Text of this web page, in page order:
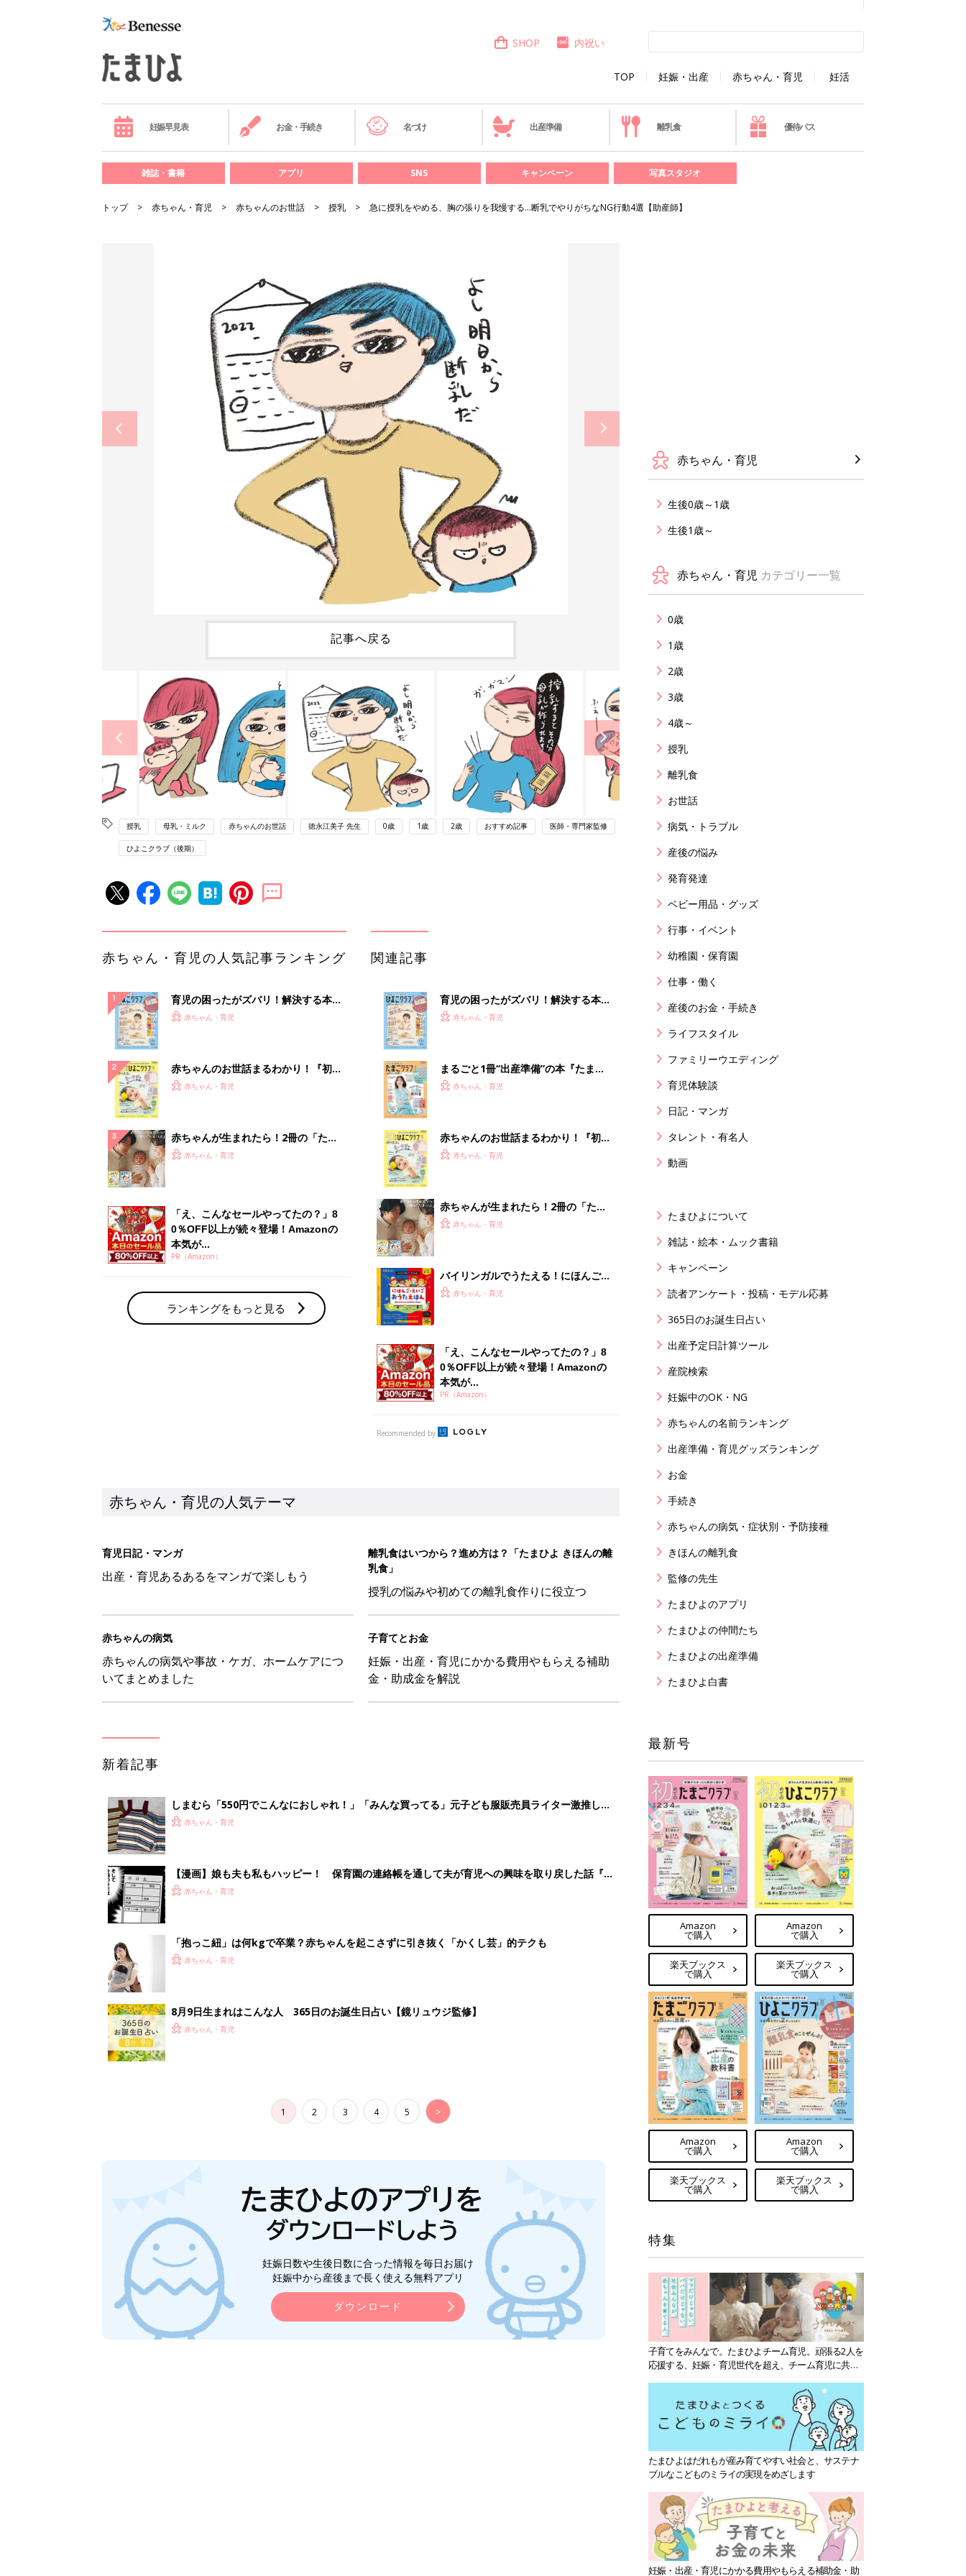
TOP 妊娠・出産 赤ちゃん・育児 妊活
SHOP 内祝い
妊娠早見表 お金・手続き 名づけ 出産準備 離乳食 優待パス
雑誌・書籍 アプリ SNS キャンペーン 写真スタジオ
トップ 赤ちゃん・育児 赤ちゃんのお世話 授乳 急に授乳をやめる、胸の張りを我慢する…断乳でやりがちなNG行動4選【助産師】
記事へ戻る
授乳 母乳・ミルク 赤ちゃんのお世話 徳永江美子 先生 0歳 1歳 2歳 おすすめ記事 医師・専門家監修
ひよこクラブ（後期）
赤ちゃん・育児の人気記事ランキング
育児の困ったがズバリ！解決する本
『ひよこクラブ 秋号』 4カ月～2才
赤ちゃん・育児
赤ちゃんのお世話まるわかり！『初め
てのひよこクラブ 夏号』〈巻頭大特
解決テク
赤ちゃん・育児
赤ちゃんが生まれたら！2冊の「たま
ひよ」
赤ちゃん・育児
「え、こんなセールやってたの？」8
0％OFF以上が続々登場！Amazonの
本気が...
PR（Amazon）
ランキングをもっと見る
関連記事
育児の困ったがズバリ！解決する本
『ひよこクラブ 秋号』 4カ月～2才
赤ちゃん・育児
まるごと1冊“出産準備”の本『たまご
クラブ 夏号』〈スペシャル大特集〉
赤ちゃん・育児
赤ちゃんのお世話まるわかり！『初め
てのひよこクラブ 夏号』〈巻頭大特
解決テク
赤ちゃん・育児
赤ちゃんが生まれたら！2冊の「たま
ひよ」
赤ちゃん・育児
バイリンガルでうたえる！にほんご
えいご おうたえほん（たまひよ おう
赤ちゃん・育児
「え、こんなセールやってたの？」8
0％OFF以上が続々登場！Amazonの
本気が...
PR（Amazon）
Recommended by
赤ちゃん・育児の人気テーマ
育児日記・マンガ
出産・育児あるあるをマンガで楽しもう
離乳食はいつから？進め方は？「たまひよ きほんの離
乳食」
授乳の悩みや初めての離乳食作りに役立つ
赤ちゃんの病気
赤ちゃんの病気や事故・ケガ、ホームケアにつ
いてまとめました
子育てとお金
妊娠・出産・育児にかかる費用やもらえる補助
金・助成金を解説
新着記事
しまむら「550円でこんなにおしゃれ！」「みんな買ってる」元子ども服販売員ライター激推し★
夏のバズりトップス4選
赤ちゃん・育児
【漫画】娘も夫も私もハッピー！ 保育園の連絡帳を通して夫が育児への興味を取り戻した話『ふ
うふう子育て ＃92』
赤ちゃん・育児
「抱っこ紐」は何kgで卒業？赤ちゃんを起こさずに引き抜く「かくし芸」的テクも
赤ちゃん・育児
8月9日生まれはこんな人 365日のお誕生日占い【鏡リュウジ監修】
赤ちゃん・育児
1 2 3 4 5 >
妊娠日数や生後日数に合った情報を毎日お届け
妊娠中から産後まで長く使える無料アプリ
ダウンロード
赤ちゃん・育児
生後0歳～1歳
生後1歳～
赤ちゃん・育児 カテゴリー一覧
0歳
1歳
2歳
3歳
4歳～
授乳
離乳食
お世話
病気・トラブル
産後の悩み
発育発達
ベビー用品・グッズ
行事・イベント
幼稚園・保育園
仕事・働く
産後のお金・手続き
ライフスタイル
ファミリーウエディング
育児体験談
日記・マンガ
タレント・有名人
動画
たまひよについて
雑誌・絵本・ムック書籍
キャンペーン
読者アンケート・投稿・モデル応募
365日のお誕生日占い
出産予定日計算ツール
産院検索
妊娠中のOK・NG
赤ちゃんの名前ランキング
出産準備・育児グッズランキング
お金
手続き
赤ちゃんの病気・症状別・予防接種
きほんの離乳食
監修の先生
たまひよのアプリ
たまひよの仲間たち
たまひよの出産準備
たまひよ白書
最新号
Amazon
で購入
楽天ブックス
で購入
Amazon
で購入
楽天ブックス
で購入
Amazon
で購入
楽天ブックス
で購入
Amazon
で購入
楽天ブックス
で購入
特集
子育てをみんなで。たまひよチーム育児。頑張る2人を
応援する、妊娠・育児世代を超え、チーム育児に共感
たまひよはだれもが産み育てやすい社会と、サステナ
ブルなこどものミライの実現をめざします
妊娠・出産・育児にかかる費用やもらえる補助金・助